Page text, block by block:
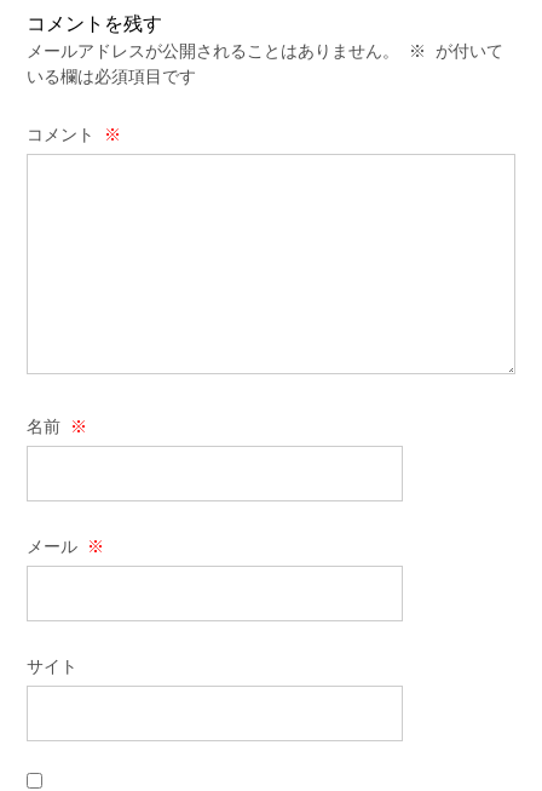
コメントを残す
メールアドレスが公開されることはありません。 ※
が付いて
いる欄は必須項目です
コメント ※
名前 ※
メール ※
サイト